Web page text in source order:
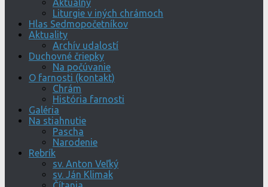
Aktuálny
Liturgie v iných chrámoch
Hlas Sedmopočetníkov
Aktuality
Archív udalostí
Duchovné čriepky
Na počúvanie
O farnosti (kontakt)
Chrám
História farnosti
Galéria
Na stiahnutie
Pascha
Narodenie
Rebrík
sv. Anton Veľký
sv. Ján Klimak